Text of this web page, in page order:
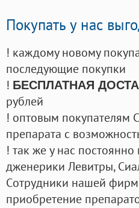
Покупать у нас
! каждому новому
последующие покупки
! БЕСПЛАТНАЯ
рублей
! оптовым
препарата с
! так же у нас
дженерики Левитры,
Cотрудники нашей
приобретение